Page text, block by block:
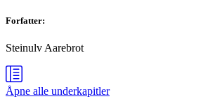
Forfatter:
Steinulv Aarebrot
Åpne alle underkapitler